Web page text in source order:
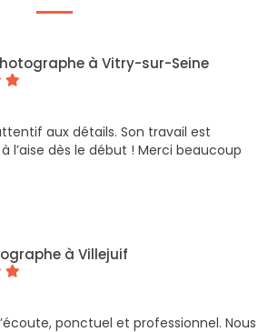
à Vitry-sur-Seine
aux détails. Son travail est
l’aise dès le début ! Merci beaucoup
à Villejuif
ponctuel et professionnel. Nous